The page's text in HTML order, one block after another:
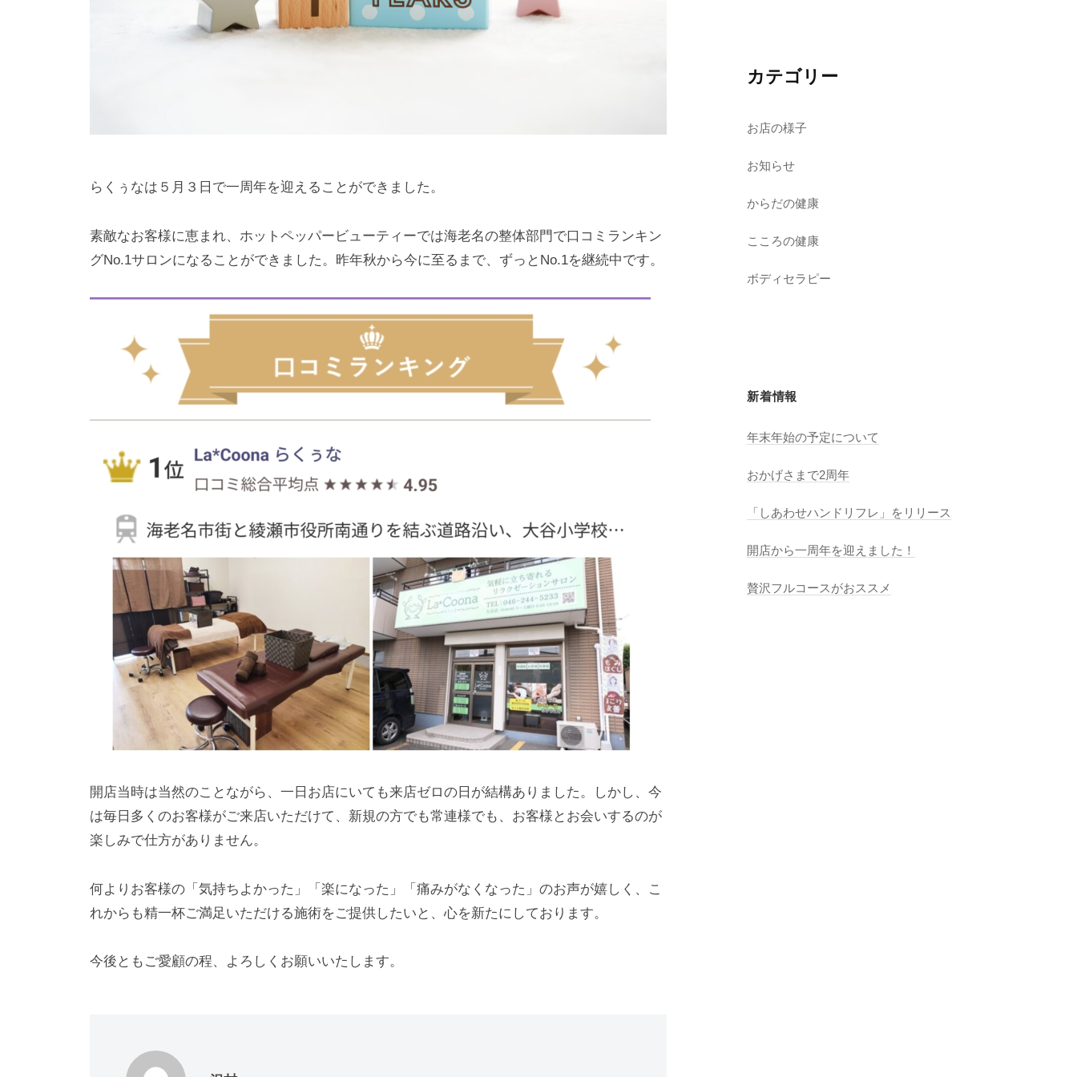
らくぅなは５月３日で一周年を迎えることができました。
素敵なお客様に恵まれ、ホットペッパービューティーでは海老名の整体部門で口コミランキン
グNo.1サロンになることができました。昨年秋から今に至るまで、ずっとNo.1を継続中です。
開店当時は当然のことながら、一日お店にいても来店ゼロの日が結構ありました。しかし、今
は毎日多くのお客様がご来店いただけて、新規の方でも常連様でも、お客様とお会いするのが
楽しみで仕方がありません。
何よりお客様の「気持ちよかった」「楽になった」「痛みがなくなった」のお声が嬉しく、こ
れからも精一杯ご満足いただける施術をご提供したいと、心を新たにしております。
今後ともご愛顧の程、よろしくお願いいたします。
カテゴリー
お店の様子
お知らせ
からだの健康
こころの健康
ボディセラピー
新着情報
年末年始の予定について
おかげさまで2周年
「しあわせハンドリフレ」をリリース
開店から一周年を迎えました！
贅沢フルコースがおススメ